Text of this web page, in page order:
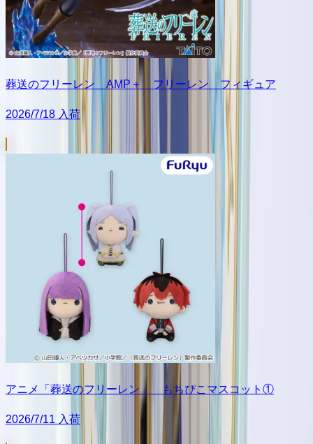
葬送のフリーレン AMP＋ フリーレン フィギュア
2026/7/18 入荷
アニメ「葬送のフリーレン」 もちぴこマスコット①
2026/7/11 入荷